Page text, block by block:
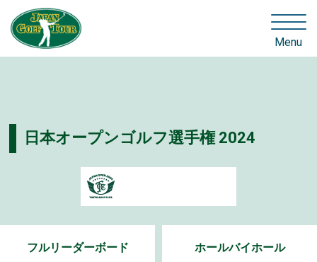
Menu
日本オープンゴルフ選手権 2024
フルリーダーボード ホールバイホール